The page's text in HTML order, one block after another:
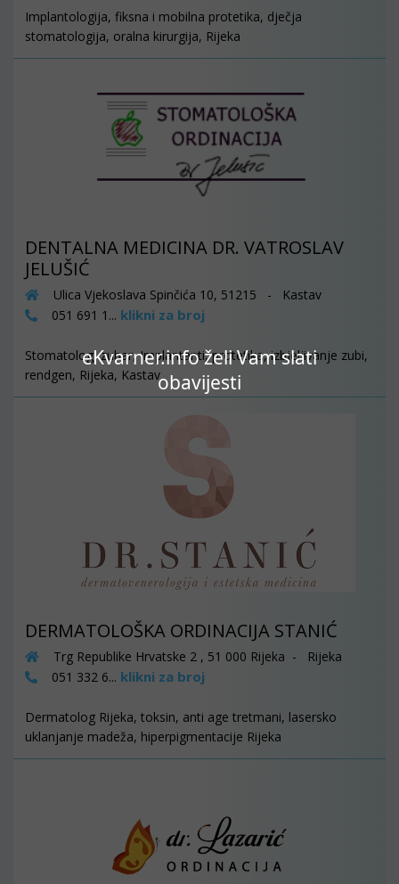
eKvarner.info želi Vam slati
obavijesti
Implantologija, fiksna i mobilna protetika, dječja
stomatologija, oralna kirurgija, Rijeka
DENTALNA MEDICINA DR. VATROSLAV
JELUŠIĆ
Ulica Vjekoslava Spinčića 10, 51215 - Kastav
051 691 1... klikni za broj
Stomatolog, zubar, Implantanti, protetika, izbjeljivanje zubi,
rendgen, Rijeka, Kastav
DERMATOLOŠKA ORDINACIJA STANIĆ
Trg Republike Hrvatske 2 , 51 000 Rijeka - Rijeka
051 332 6... klikni za broj
Dermatolog Rijeka, toksin, anti age tretmani, lasersko
uklanjanje madeža, hiperpigmentacije Rijeka